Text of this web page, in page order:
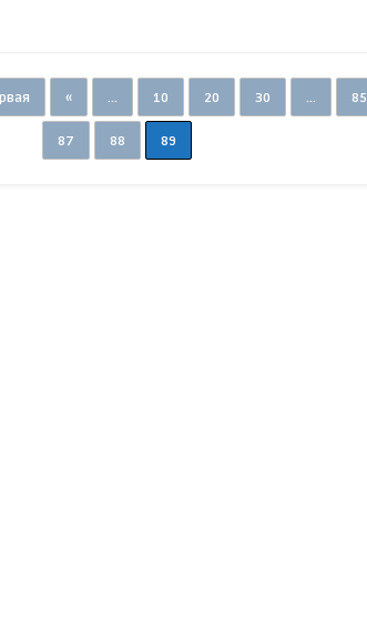
« ... 10 20 30 ... 85
87 88 89